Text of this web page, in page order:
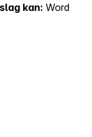
kan: Word